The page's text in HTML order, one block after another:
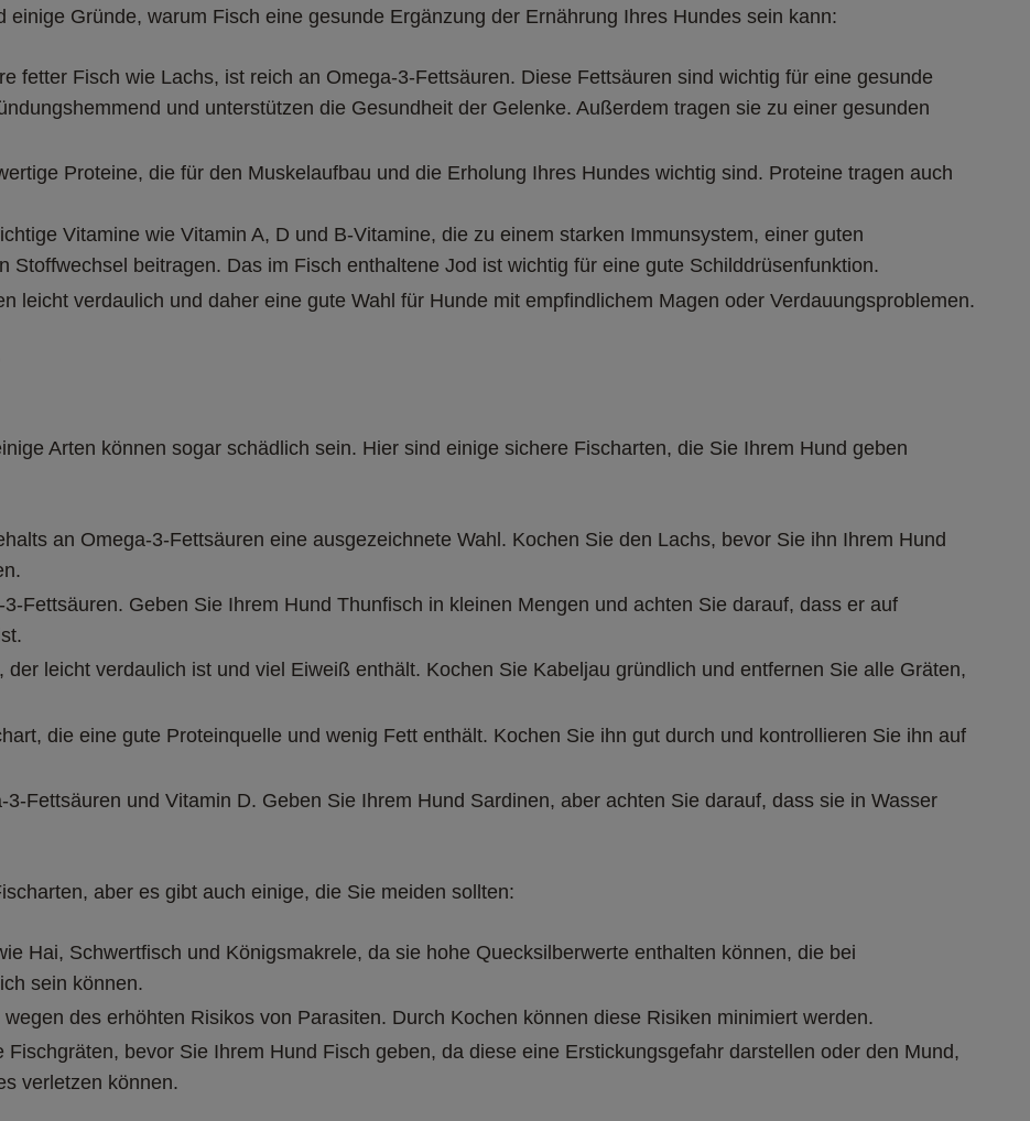
Gründe, warum Fisch eine gesunde Ergänzung der Ernährung Ihres Hundes sein kann:
fetter Fisch wie Lachs, ist reich an Omega-3-Fettsäuren. Diese Fettsäuren sind wichtig für eine gesunde
und unterstützen die Gesundheit der Gelenke. Außerdem tragen sie zu einer gesunden
Proteine, die für den Muskelaufbau und die Erholung Ihres Hundes wichtig sind. Proteine tragen auch
Vitamine wie Vitamin A, D und B-Vitamine, die zu einem starken Immunsystem, einer guten
Stoffwechsel beitragen. Das im Fisch enthaltene Jod ist wichtig für eine gute Schilddrüsenfunktion.
leicht verdaulich und daher eine gute Wahl für Hunde mit empfindlichem Magen oder Verdauungsproblemen.
Arten können sogar schädlich sein. Hier sind einige sichere Fischarten, die Sie Ihrem Hund geben
an Omega-3-Fettsäuren eine ausgezeichnete Wahl. Kochen Sie den Lachs, bevor Sie ihn Ihrem Hund
Fettsäuren. Geben Sie Ihrem Hund Thunfisch in kleinen Mengen und achten Sie darauf, dass er auf
leicht verdaulich ist und viel Eiweiß enthält. Kochen Sie Kabeljau gründlich und entfernen Sie alle Gräten,
die eine gute Proteinquelle und wenig Fett enthält. Kochen Sie ihn gut durch und kontrollieren Sie ihn auf
Fettsäuren und Vitamin D. Geben Sie Ihrem Hund Sardinen, aber achten Sie darauf, dass sie in Wasser
aber es gibt auch einige, die Sie meiden sollten:
Hai, Schwertfisch und Königsmakrele, da sie hohe Quecksilberwerte enthalten können, die bei
sein können.
des erhöhten Risikos von Parasiten. Durch Kochen können diese Risiken minimiert werden.
bevor Sie Ihrem Hund Fisch geben, da diese eine Erstickungsgefahr darstellen oder den Mund,
verletzen können.